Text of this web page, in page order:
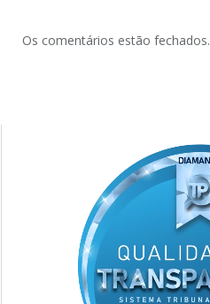
Os comentários estão fechados.